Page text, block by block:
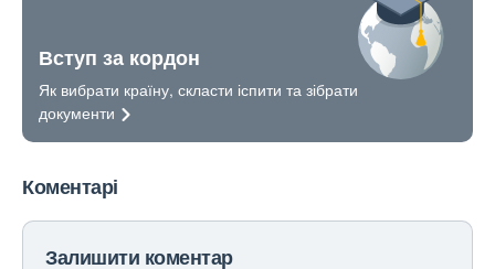
Вступ за кордон
Як вибрати країну, скласти іспити та зібрати
документи
Коментарі
Залишити коментар